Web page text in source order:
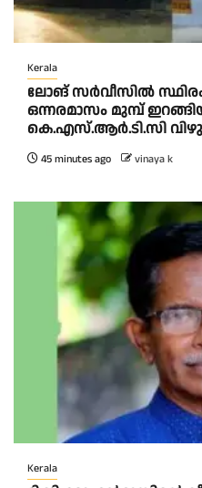
Kerala
ലോങ് സർവീസിൽ
ഒന്നരമാസം മുമ്പ്
കെ.എസ്.ആർ.ടി.സി
45 minutes ago vinaya k
Kerala